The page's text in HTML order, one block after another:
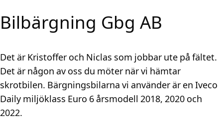
Bilbärgning Gbg AB
Det är Kristoffer och Niclas som jobbar ute på fältet.
Det är någon av oss du möter när vi hämtar
skrotbilen. Bärgningsbilarna vi använder är en Iveco
Daily miljöklass Euro 6 årsmodell 2018, 2020 och
2022.